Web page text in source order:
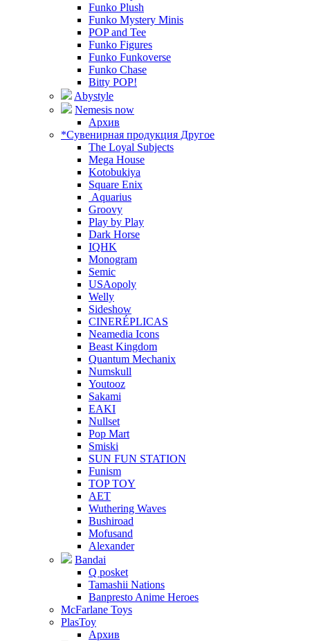
Funko Plush
Funko Mystery Minis
POP and Tee
Funko Figures
Funko Funkoverse
Funko Chase
Bitty POP!
Abystyle
Nemesis now
Архив
*Сувенирная продукция Другое
The Loyal Subjects
Mega House
Kotobukiya
Square Enix
Aquarius
Groovy
Play by Play
Dark Horse
IQHK
Monogram
Semic
USAopoly
Welly
Sideshow
CINERÉPLICAS
Neamedia Icons
Beast Kingdom
Quantum Mechanix
Numskull
Youtooz
Sakami
EAKI
Nullset
Pop Mart
Smiski
SUN FUN STATION
Funism
TOP TOY
AET
Wuthering Waves
Bushiroad
Mofusand
Alexander
Bandai
Q posket
Tamashii Nations
Banpresto Anime Heroes
McFarlane Toys
PlasToy
Архив